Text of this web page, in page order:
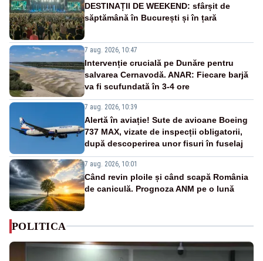
DESTINAȚII DE WEEKEND: sfârșit de
săptămână în București și în țară
7 aug. 2026, 10:47
Intervenție crucială pe Dunăre pentru
salvarea Cernavodă. ANAR: Fiecare barjă
va fi scufundată în 3-4 ore
7 aug. 2026, 10:39
Alertă în aviație! Sute de avioane Boeing
737 MAX, vizate de inspecții obligatorii,
după descoperirea unor fisuri în fuselaj
7 aug. 2026, 10:01
Când revin ploile și când scapă România
de caniculă. Prognoza ANM pe o lună
POLITICA